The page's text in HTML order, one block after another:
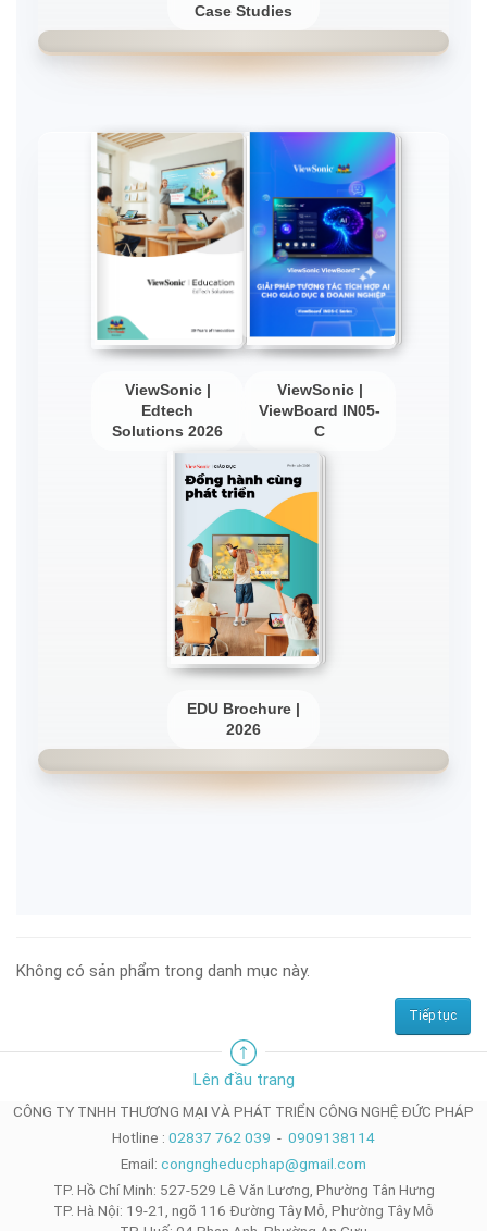
Case Studies
ViewSonic |
Edtech
Solutions 2026
ViewSonic |
ViewBoard IN05-
C
EDU Brochure |
2026
Không có sản phẩm trong danh mục này.
Tiếp tục
Lên đầu trang
CÔNG TY TNHH THƯƠNG MẠI VÀ PHÁT TRIỂN CÔNG NGHỆ ĐỨC PHÁP
Hotline : 02837 762 039 - 0909138114
Email: congngheducphap@gmail.com
TP. Hồ Chí Minh: 527-529 Lê Văn Lương, Phường Tân Hưng
TP. Hà Nội: 19-21, ngõ 116 Đường Tây Mỗ, Phường Tây Mỗ